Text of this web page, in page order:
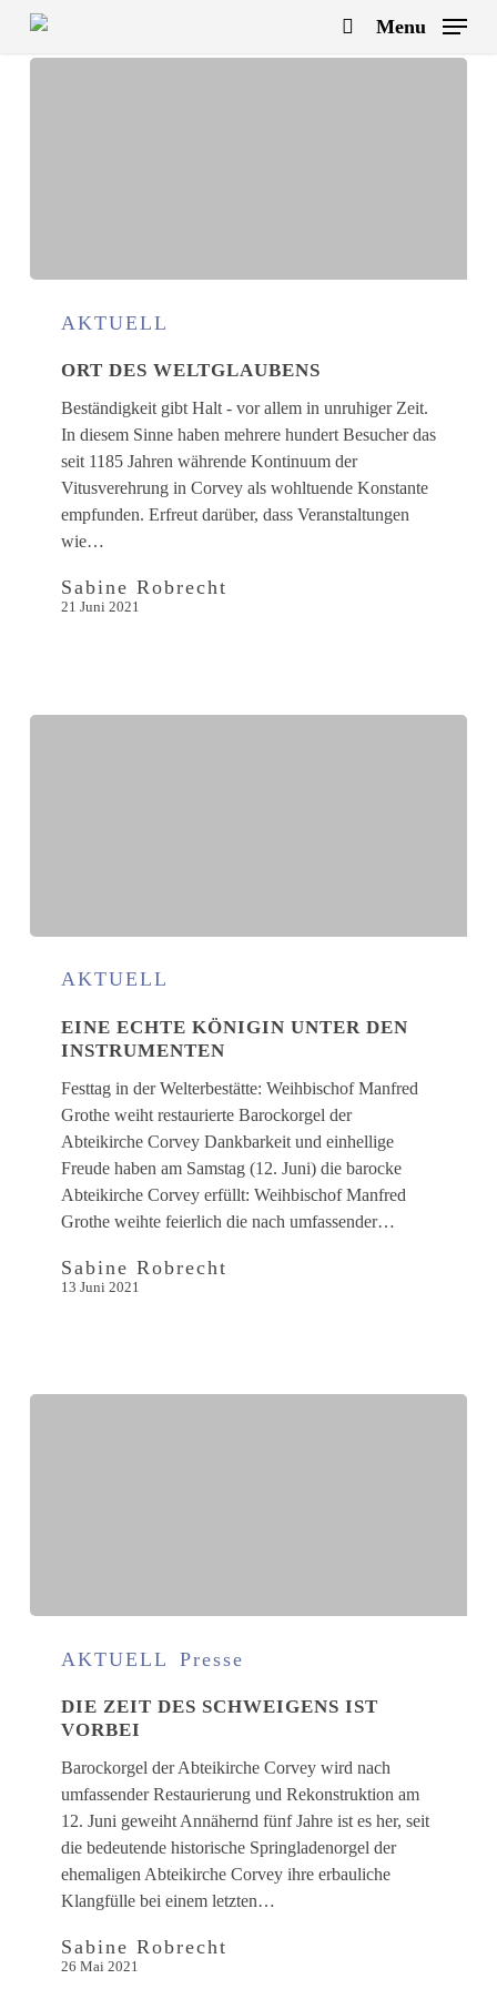
Skip
main
Menu
AKTUELL
ORT DES WELTGLAUBENS
Beständigkeit gibt Halt - vor allem in unruhiger Zeit.
In diesem Sinne haben mehrere hundert Besucher das
seit 1185 Jahren währende Kontinuum der
Vitusverehrung in Corvey als wohltuende Konstante
empfunden. Erfreut darüber, dass Veranstaltungen
wie…
Sabine Robrecht
21 Juni 2021
echte
unter
Instrumenten
AKTUELL
EINE ECHTE KÖNIGIN UNTER DEN
INSTRUMENTEN
Festtag in der Welterbestätte: Weihbischof Manfred
Grothe weiht restaurierte Barockorgel der
Abteikirche Corvey Dankbarkeit und einhellige
Freude haben am Samstag (12. Juni) die barocke
Abteikirche Corvey erfüllt: Weihbischof Manfred
Grothe weihte feierlich die nach umfassender…
Sabine Robrecht
13 Juni 2021
Schweigens
vorbei
AKTUELL Presse
DIE ZEIT DES SCHWEIGENS IST
VORBEI
Barockorgel der Abteikirche Corvey wird nach
umfassender Restaurierung und Rekonstruktion am
12. Juni geweiht Annähernd fünf Jahre ist es her, seit
die bedeutende historische Springladenorgel der
ehemaligen Abteikirche Corvey ihre erbauliche
Klangfülle bei einem letzten…
Sabine Robrecht
26 Mai 2021